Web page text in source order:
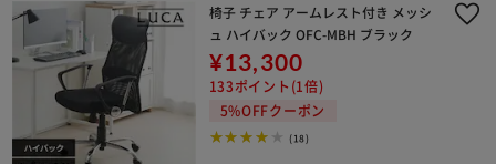
椅子 チェア アームレスト付き メッシ
ュ ハイバック OFC-MBH ブラック
¥13,300
133ポイント(1倍)
5%OFFクーポン
(18)